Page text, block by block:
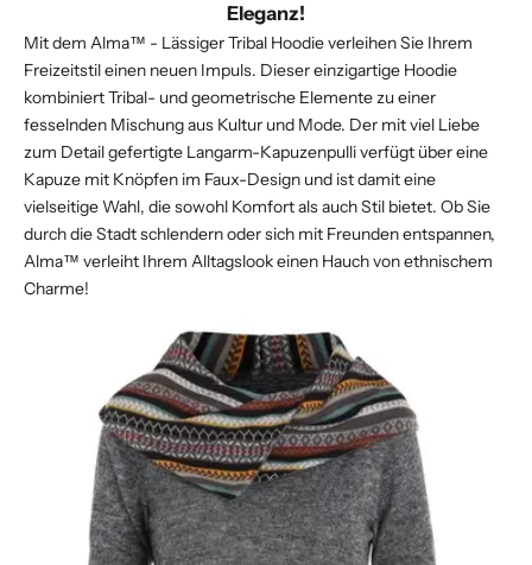
Eleganz!
Mit dem Alma™ - Lässiger Tribal Hoodie verleihen Sie Ihrem
Freizeitstil einen neuen Impuls. Dieser einzigartige Hoodie
kombiniert Tribal- und geometrische Elemente zu einer
fesselnden Mischung aus Kultur und Mode. Der mit viel Liebe
zum Detail gefertigte Langarm-Kapuzenpulli verfügt über eine
Kapuze mit Knöpfen im Faux-Design und ist damit eine
vielseitige Wahl, die sowohl Komfort als auch Stil bietet. Ob Sie
durch die Stadt schlendern oder sich mit Freunden entspannen,
Alma™ verleiht Ihrem Alltagslook einen Hauch von ethnischem
Charme!